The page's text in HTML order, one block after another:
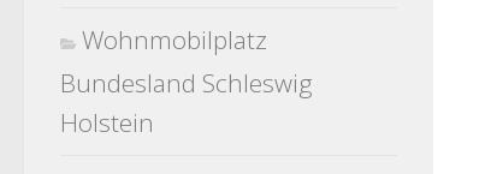
Wohnmobilplatz
Bundesland Schleswig
Holstein